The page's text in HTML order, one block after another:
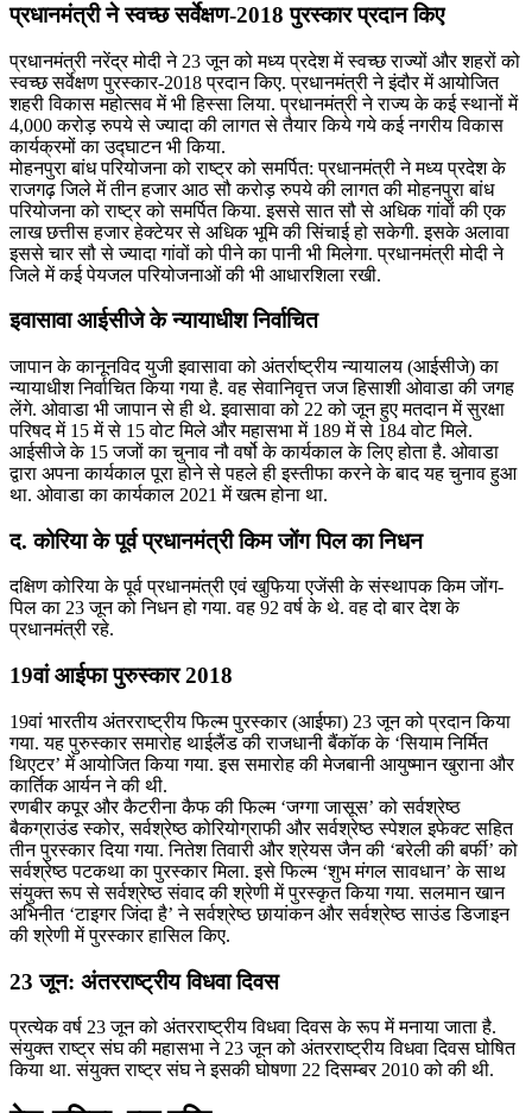
प्रधानमंत्री ने स्वच्छ सर्वेक्षण-2018 पुरस्कार प्रदान किए
प्रधानमंत्री नरेंद्र मोदी ने 23 जून को मध्य प्रदेश में स्वच्छ राज्यों और शहरों को
स्वच्छ सर्वेक्षण पुरस्कार-2018 प्रदान किए. प्रधानमंत्री ने इंदौर में आयोजित
शहरी विकास महोत्सव में भी हिस्सा लिया. प्रधानमंत्री ने राज्य के कई स्थानों में
4,000 करोड़ रुपये से ज्यादा की लागत से तैयार किये गये कई नगरीय विकास
कार्यक्रमों का उद्घाटन भी किया.
मोहनपुरा बांध परियोजना को राष्ट्र को समर्पित: प्रधानमंत्री ने मध्य प्रदेश के
राजगढ़ जिले में तीन हजार आठ सौ करोड़ रुपये की लागत की मोहनपुरा बांध
परियोजना को राष्ट्र को समर्पित किया. इससे सात सौ से अधिक गांवों की एक
लाख छत्तीस हजार हेक्टेयर से अधिक भूमि की सिंचाई हो सकेगी. इसके अलावा
इससे चार सौ से ज्यादा गांवों को पीने का पानी भी मिलेगा. प्रधानमंत्री मोदी ने
जिले में कई पेयजल परियोजनाओं की भी आधारशिला रखी.
इवासावा आईसीजे के न्यायाधीश निर्वाचित
जापान के कानूनविद युजी इवासावा को अंतर्राष्ट्रीय न्यायालय (आईसीजे) का
न्यायाधीश निर्वाचित किया गया है. वह सेवानिवृत्त जज हिसाशी ओवाडा की जगह
लेंगे. ओवाडा भी जापान से ही थे. इवासावा को 22 को जून हुए मतदान में सुरक्षा
परिषद में 15 में से 15 वोट मिले और महासभा में 189 में से 184 वोट मिले.
आईसीजे के 15 जजों का चुनाव नौ वर्षो के कार्यकाल के लिए होता है. ओवाडा
द्वारा अपना कार्यकाल पूरा होने से पहले ही इस्तीफा करने के बाद यह चुनाव हुआ
था. ओवाडा का कार्यकाल 2021 में खत्म होना था.
द. कोरिया के पूर्व प्रधानमंत्री किम जोंग पिल का निधन
दक्षिण कोरिया के पूर्व प्रधानमंत्री एवं खुफिया एजेंसी के संस्थापक किम जोंग-
पिल का 23 जून को निधन हो गया. वह 92 वर्ष के थे. वह दो बार देश के
प्रधानमंत्री रहे.
19वां आईफा पुरुस्कार 2018
19वां भारतीय अंतरराष्ट्रीय फिल्म पुरस्कार (आईफा) 23 जून को प्रदान किया
गया. यह पुरुस्कार समारोह थाईलैंड की राजधानी बैंकॉक के ‘सियाम निर्मित
थिएटर’ में आयोजित किया गया. इस समारोह की मेजबानी आयुष्मान खुराना और
कार्तिक आर्यन ने की थी.
रणबीर कपूर और कैटरीना कैफ की फिल्म ‘जग्गा जासूस’ को सर्वश्रेष्ठ
बैकग्राउंड स्कोर, सर्वश्रेष्ठ कोरियोग्राफी और सर्वश्रेष्ठ स्पेशल इफेक्ट सहित
तीन पुरस्कार दिया गया. नितेश तिवारी और श्रेयस जैन की ‘बरेली की बर्फी’ को
सर्वश्रेष्ठ पटकथा का पुरस्कार मिला. इसे फिल्म ‘शुभ मंगल सावधान’ के साथ
संयुक्त रूप से सर्वश्रेष्ठ संवाद की श्रेणी में पुरस्कृत किया गया. सलमान खान
अभिनीत ‘टाइगर जिंदा है’ ने सर्वश्रेष्ठ छायांकन और सर्वश्रेष्ठ साउंड डिजाइन
की श्रेणी में पुरस्कार हासिल किए.
23 जून: अंतरराष्ट्रीय विधवा दिवस
प्रत्येक वर्ष 23 जून को अंतरराष्ट्रीय विधवा दिवस के रूप में मनाया जाता है.
संयुक्त राष्ट्र संघ की महासभा ने 23 जून को अंतरराष्ट्रीय विधवा दिवस घोषित
किया था. संयुक्त राष्ट्र संघ ने इसकी घोषणा 22 दिसम्बर 2010 को की थी.